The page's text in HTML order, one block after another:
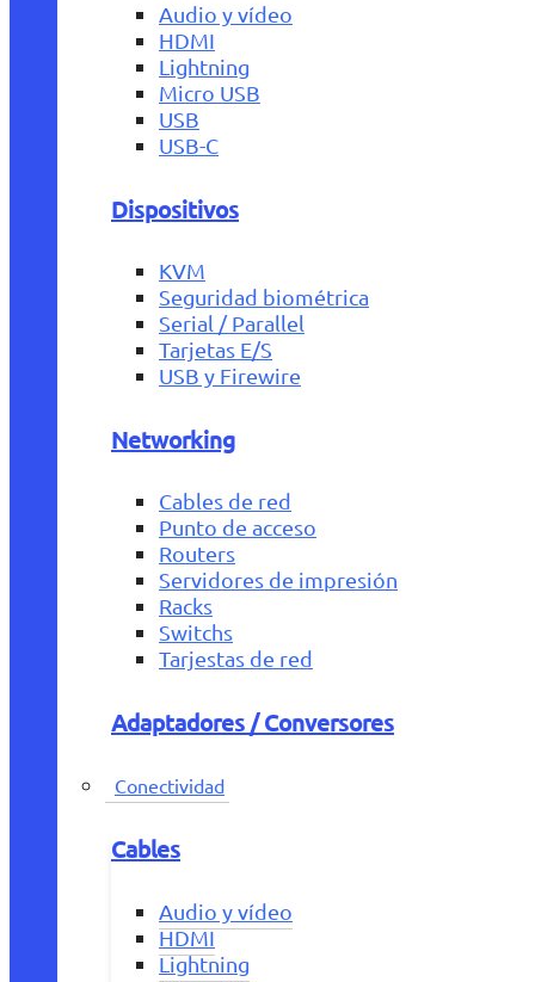
Audio y vídeo
HDMI
Lightning
Micro USB
USB
USB-C
Dispositivos
KVM
Seguridad biométrica
Serial / Parallel
Tarjetas E/S
USB y Firewire
Networking
Cables de red
Punto de acceso
Routers
Servidores de impresión
Racks
Switchs
Tarjestas de red
Adaptadores / Conversores
Conectividad
Cables
Audio y vídeo
HDMI
Lightning